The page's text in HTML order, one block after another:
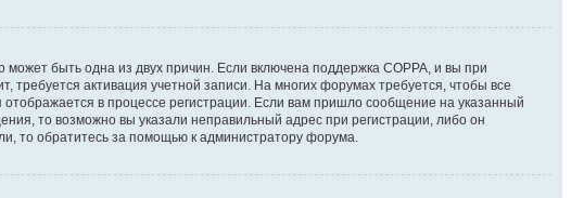
быть одна из двух причин. Если включена поддержка COPPA, и вы при
требуется активация учетной записи. На многих форумах требуется, чтобы все
в процессе регистрации. Если вам пришло сообщение на указанный
то возможно вы указали неправильный адрес при регистрации, либо он
то обратитесь за помощью к администратору форума.